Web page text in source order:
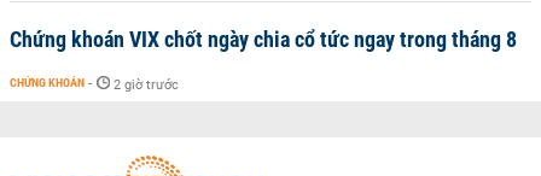
Chứng khoán VIX chốt ngày chia cổ tức ngay trong tháng 8
CHỨNG KHOÁN - 2 giờ trước